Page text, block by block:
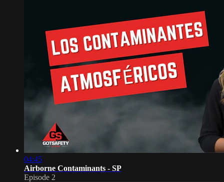
04:45
Airborne Contaminants - SP
Episode 2